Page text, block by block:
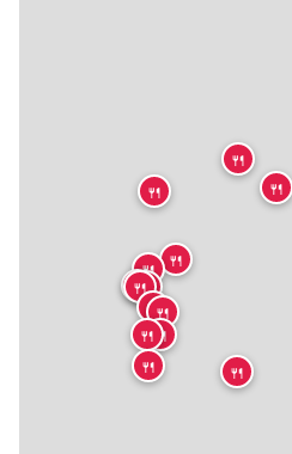
🍴
🍴
🍴
🍴
🍴
🍴
🍴
🍴
🍴
🍴 🍴
🍴
🍴
🍴